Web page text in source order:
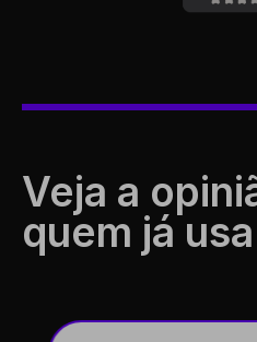
Veja a
quem já usa